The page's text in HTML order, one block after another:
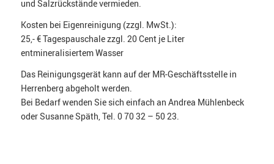
und Salzrückstände vermieden.
Kosten bei Eigenreinigung (zzgl. MwSt.):
25,- € Tagespauschale zzgl. 20 Cent je Liter
entmineralisiertem Wasser
Das Reinigungsgerät kann auf der MR-Geschäftsstelle in
Herrenberg abgeholt werden.
Bei Bedarf wenden Sie sich einfach an Andrea Mühlenbeck
oder Susanne Späth, Tel. 0 70 32 – 50 23.